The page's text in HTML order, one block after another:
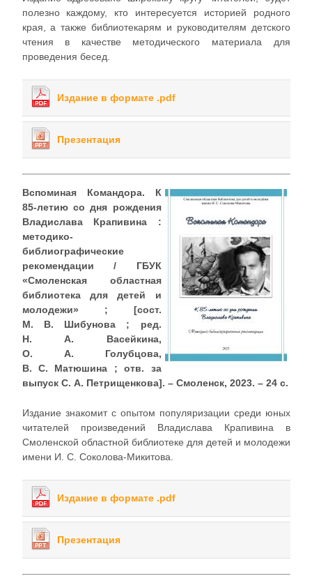
полезно каждому, кто интересуется историей родного
края, а также библиотекарям и руководителям детского
чтения в качестве методического материала для
проведения бесед.
Издание в формате .pdf
Презентация
Вспоминая Командора. К
85-летию со дня рождения
Владислава Крапивина :
методико-
библиографические
рекомендации / ГБУК
«Смоленская областная
библиотека для детей и
молодежи» ; [сост.
М. В. Шибунова ; ред.
Н. А. Васейкина,
О. А. Голубцова,
В. С. Матюшина ; отв. за
выпуск С. А. Петрищенкова]. – Смоленск, 2023. – 24 с.
Издание знакомит с опытом популяризации среди юных
читателей произведений Владислава Крапивина в
Смоленской областной библиотеке для детей и молодежи
имени И. С. Соколова-Микитова.
Издание в формате .pdf
Презентация